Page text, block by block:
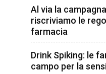
Al via la
riscriviamo le
farmacia
Drink Spiking: le
campo per la